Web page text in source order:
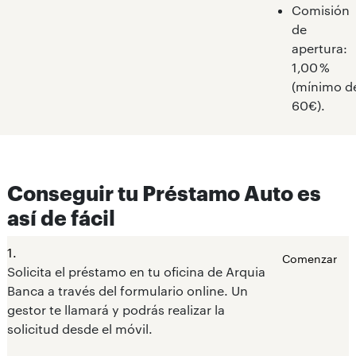
Comisión
de
apertura:
1,00 %
(mínimo
60€).
Conseguir tu Préstamo Auto es
así de fácil
1.
Solicita el préstamo en tu oficina de Arquia
Banca a través del formulario online. Un
gestor te llamará y podrás realizar la
solicitud desde el móvil.
Comenzar